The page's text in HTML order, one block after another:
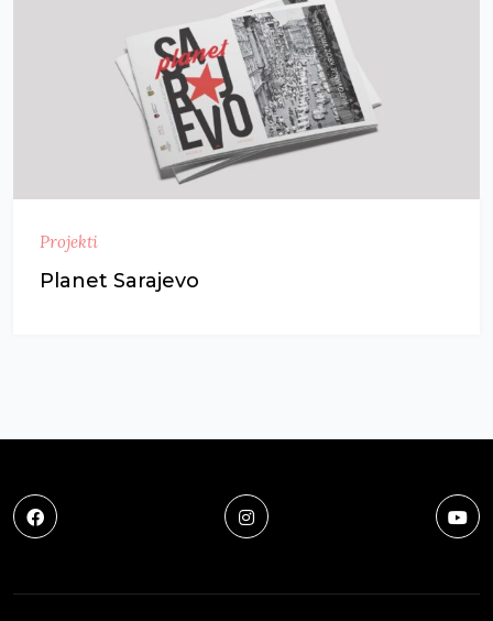
Projekti
Planet Sarajevo